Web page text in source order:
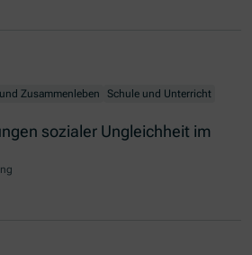
Zusammenleben
Schule und Unterricht
sozialer Ungleichheit im